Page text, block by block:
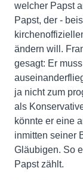
welcher Papst
Papst, der -
ändern will.
gesagt: Er
ja nicht zum
als
könnte er eine
inmitten seiner
Gläubigen. So
Papst zählt.